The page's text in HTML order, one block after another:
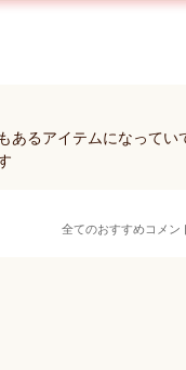
あるアイテムになって
全てのおすすめコメン